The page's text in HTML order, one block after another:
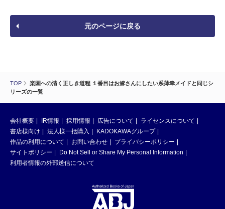
TOP
楽園への清く正しき道程 １番目はお嫁さんにしたい系薄幸メイドと同じシ
リーズの一覧
元のページに戻る
会社概要 IR情報 採用情報 広告について
ライセンスについて
書店様向け
法人様一括購入
KADOKAWAグループ
作品の利用について
お問い合わせ
プライバシーポリシー
サイトポリシー
Do Not Sell or Share My Personal Information
利用者情報の外部送信について